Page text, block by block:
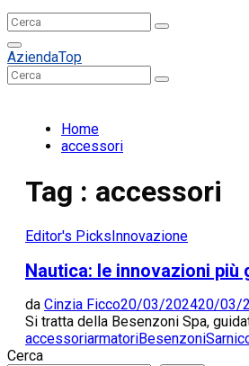
Search
for:
Search
Primary
Menu
AziendaTop
Search
for:
Search
Home
accessori
Tag : accessori
Editor's PicksInnovazione
Nautica: le innovazioni più
da Cinzia Ficco20/03/202420/03/
Si tratta della Besenzoni Spa,
accessoriarmatoriBesenzoni
Cerca